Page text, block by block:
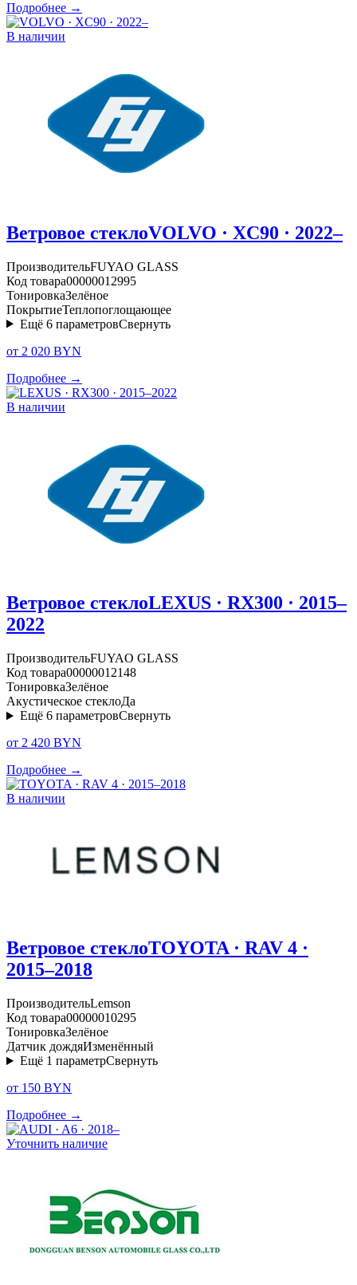
Подробнее →
В наличии
Ветровое стеклоVOLVO · XC90 · 2022–
ПроизводительFUYAO GLASS
Код товара00000012995
ТонировкаЗелёное
ПокрытиеТеплопоглощающее
Ещё 6 параметровСвернуть
от 2 020 BYN
Подробнее →
В наличии
Ветровое стеклоLEXUS · RX300 · 2015–
2022
ПроизводительFUYAO GLASS
Код товара00000012148
ТонировкаЗелёное
Акустическое стеклоДа
Ещё 6 параметровСвернуть
от 2 420 BYN
Подробнее →
В наличии
Ветровое стеклоTOYOTA · RAV 4 ·
2015–2018
ПроизводительLemson
Код товара00000010295
ТонировкаЗелёное
Датчик дождяИзменённый
Ещё 1 параметрСвернуть
от 150 BYN
Подробнее →
Уточнить наличие